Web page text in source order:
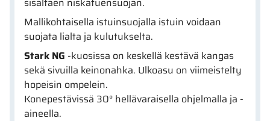
Mallikohtaisella istuinsuojalla istuin voidaan
suojata lialta ja kulutukselta.
Stark NG -kuosissa on keskellä kestävä kangas
sekä sivuilla keinonahka. Ulkoasu on viimeistelty
hopeisin ompelein.
Konepestävissä 30° hellävaraisella ohjelmalla ja -
aineella.